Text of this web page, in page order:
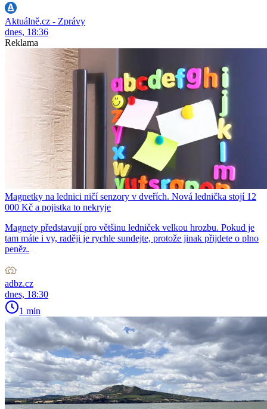
Aktuálně.cz - Zprávy
dnes, 18:36
Reklama
Magnetky na lednici ničí senzory v dveřích. Nová lednička stojí 12
000 Kč a pojistka to nekryje
Magnety představují pro většinu ledniček velkou hrozbu. Pokud je
tam máte i vy, raději je rychle sundejte, protože jinak přijdete o plno
peněz.
adbz.cz
dnes, 18:30
1 min